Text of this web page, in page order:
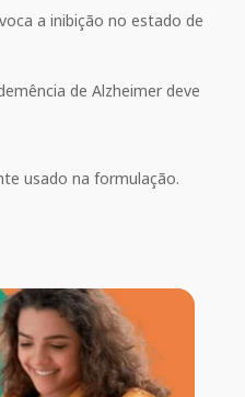
a inibição no estado de
de Alzheimer deve
usado na formulação.